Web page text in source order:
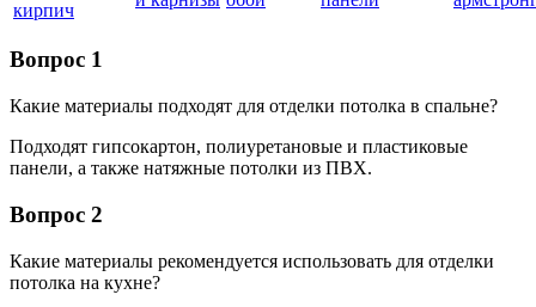
кирпич
Вопрос 1
Какие материалы подходят для отделки потолка в спальне?
Подходят гипсокартон, полиуретановые и пластиковые
панели, а также натяжные потолки из ПВХ.
Вопрос 2
Какие материалы рекомендуется использовать для отделки
потолка на кухне?